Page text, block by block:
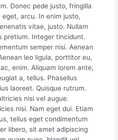
Donec pede justo, fringilla
arcu. In enim justo,
vitae, justo. Nullam
pretium. Integer tincidunt.
semper nisi. Aenean
leo ligula, porttitor eu,
enim. Aliquam lorem ante,
a, tellus. Phasellus
laoreet. Quisque rutrum.
nisi vel augue.
nisi. Nam eget dui. Etiam
tellus eget condimentum
libero, sit amet adipiscing